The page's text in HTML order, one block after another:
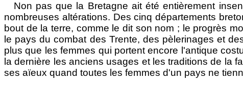
Non pas que la Bretagne ait été entièrement
nombreuses altérations. Des cinq départements
bout de la terre, comme le dit son nom ; le progrès
le pays du combat des Trente, des pèlerinages et
plus que les femmes qui portent encore l'antique
la dernière les anciens usages et les traditions de la
ses aïeux quand toutes les femmes d'un pays ne